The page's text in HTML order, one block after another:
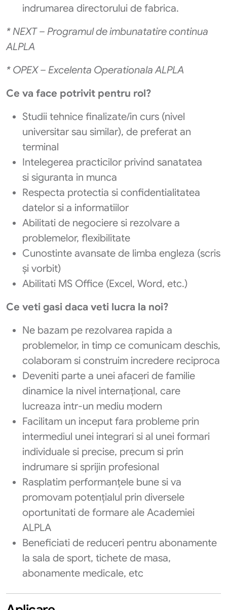
indrumarea directorului de fabrica.
* NEXT – Programul de imbunatatire continua
ALPLA
* OPEX – Excelenta Operationala ALPLA
Ce va face potrivit pentru rol?
Studii tehnice finalizate/in curs (nivel
universitar sau similar), de preferat an
terminal
Intelegerea practicilor privind sanatatea
si siguranta in munca
Respecta protectia si confidentialitatea
datelor si a informatiilor
Abilitati de negociere si rezolvare a
problemelor, flexibilitate
Cunostinte avansate de limba engleza (scris
și vorbit)
Abilitati MS Office (Excel, Word, etc.)
Ce veti gasi daca veti lucra la noi?
Ne bazam pe rezolvarea rapida a
problemelor, in timp ce comunicam deschis,
colaboram si construim incredere reciproca
Deveniti parte a unei afaceri de familie
dinamice la nivel internațional, care
lucreaza intr-un mediu modern
Facilitam un inceput fara probleme prin
intermediul unei integrari si al unei formari
individuale si precise, precum si prin
indrumare si sprijin profesional
Rasplatim performanțele bune si va
promovam potențialul prin diversele
oportunitati de formare ale Academiei
ALPLA
Beneficiati de reduceri pentru abonamente
la sala de sport, tichete de masa,
abonamente medicale, etc